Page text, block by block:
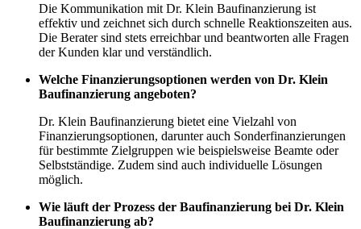
Die Kommunikation mit Dr. Klein Baufinanzierung ist
effektiv und zeichnet sich durch schnelle Reaktionszeiten aus.
Die Berater sind stets erreichbar und beantworten alle Fragen
der Kunden klar und verständlich.
Welche Finanzierungsoptionen werden von Dr. Klein
Baufinanzierung angeboten?
Dr. Klein Baufinanzierung bietet eine Vielzahl von
Finanzierungsoptionen, darunter auch Sonderfinanzierungen
für bestimmte Zielgruppen wie beispielsweise Beamte oder
Selbstständige. Zudem sind auch individuelle Lösungen
möglich.
Wie läuft der Prozess der Baufinanzierung bei Dr. Klein
Baufinanzierung ab?